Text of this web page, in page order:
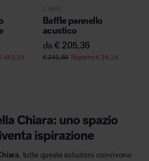
443,24
Caimi
Baffle pannello
acustico
da€ 205,36
€241,60 Risparmi€36,24
Chiara: uno spazio
ispirazione
, tutte queste soluzioni convivono